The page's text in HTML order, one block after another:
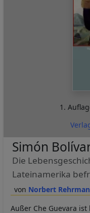
1.
Norbert
Simón
Die
Lateinamerika
Außer Che Guevara